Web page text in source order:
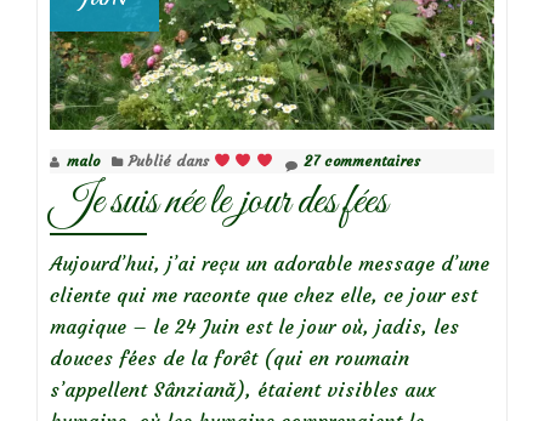
malo Publié dans 27 commentaires
Je suis née le jour des fées
Aujourd’hui, j’ai reçu un adorable message d’une
cliente qui me raconte que chez elle, ce jour est
magique – le 24 Juin est le jour où, jadis, les
douces fées de la forêt (qui en roumain
s’appellent Sânziană), étaient visibles aux